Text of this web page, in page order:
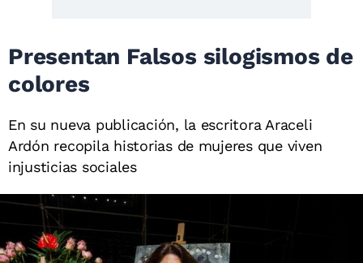
Presentan Falsos silogismos de
colores
En su nueva publicación, la escritora Araceli
Ardón recopila historias de mujeres que viven
injusticias sociales